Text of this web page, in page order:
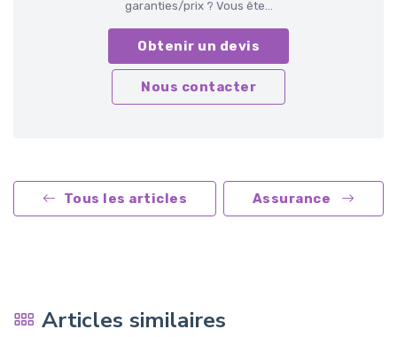
garanties/prix ? Vous ête...
Obtenir un devis
Nous contacter
Tous les articles Assurance
Articles similaires